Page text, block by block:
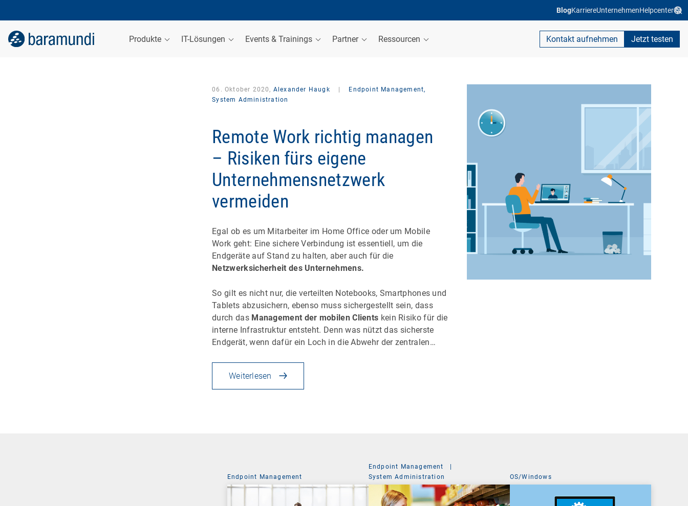
BlogKarriereUnternehmenHelpcenter
Produkte IT-Lösungen Events & Trainings Partner Ressourcen Kontakt aufnehmen Jetzt testen
06. Oktober 2020, Alexander Haugk
Endpoint Management,
System Administration
Remote Work richtig managen
– Risiken fürs eigene
Unternehmensnetzwerk
vermeiden
Egal ob es um Mitarbeiter im Home Office oder um Mobile
Work geht: Eine sichere Verbindung ist essentiell, um die
Endgeräte auf Stand zu halten, aber auch für die
Netzwerksicherheit des Unternehmens.
So gilt es nicht nur, die verteilten Notebooks, Smartphones und
Tablets abzusichern, ebenso muss sichergestellt sein, dass
durch das Management der mobilen Clients kein Risiko für die
interne Infrastruktur entsteht. Denn was nützt das sicherste
Endgerät, wenn dafür ein Loch in die Abwehr der zentralen…
Weiterlesen
Endpoint Management
Endpoint Management
|
System Administration
OS/Windows